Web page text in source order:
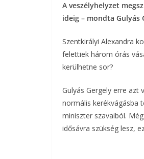
A veszélyhelyzet
ideig – mondta Gulyás
Szentkirályi Alexandra
felettiek három órás
kerülhetne sor?
Gulyás Gergely erre azt
normális kerékvágásba
miniszter szavaiból.
idősávra szükség lesz,